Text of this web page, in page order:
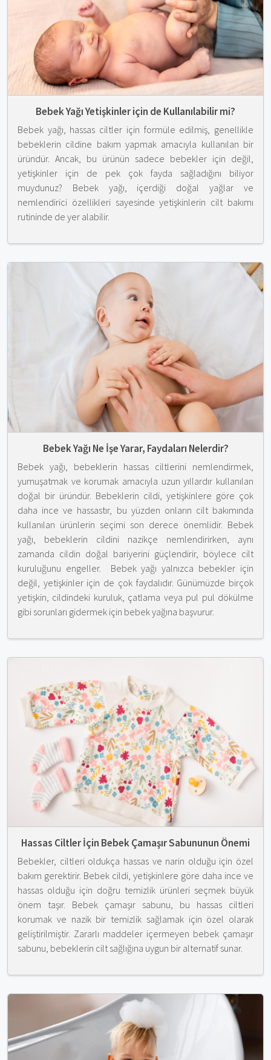
Bebek Yağı Yetişkinler için de Kullanılabilir mi?
Bebek yağı, hassas ciltler için formüle edilmiş, genellikle
bebeklerin cildine bakım yapmak amacıyla kullanılan bir
üründür. Ancak, bu ürünün sadece bebekler için değil,
yetişkinler için de pek çok fayda sağladığını biliyor
muydunuz? Bebek yağı, içerdiği doğal yağlar ve
nemlendirici özellikleri sayesinde yetişkinlerin cilt bakımı
rutininde de yer alabilir.
Bebek Yağı Ne İşe Yarar, Faydaları Nelerdir?
Bebek yağı, bebeklerin hassas ciltlerini nemlendirmek,
yumuşatmak ve korumak amacıyla uzun yıllardır kullanılan
doğal bir üründür. Bebeklerin cildi, yetişkinlere göre çok
daha ince ve hassastır, bu yüzden onların cilt bakımında
kullanılan ürünlerin seçimi son derece önemlidir. Bebek
yağı, bebeklerin cildini nazikçe nemlendirirken, aynı
zamanda cildin doğal bariyerini güçlendirir, böylece cilt
kuruluğunu engeller. Bebek yağı yalnızca bebekler için
değil, yetişkinler için de çok faydalıdır. Günümüzde birçok
yetişkin, cildindeki kuruluk, çatlama veya pul pul dökülme
gibi sorunları gidermek için bebek yağına başvurur.
Hassas Ciltler İçin Bebek Çamaşır Sabununun Önemi
Bebekler, ciltleri oldukça hassas ve narin olduğu için özel
bakım gerektirir. Bebek cildi, yetişkinlere göre daha ince ve
hassas olduğu için doğru temizlik ürünleri seçmek büyük
önem taşır. Bebek çamaşır sabunu, bu hassas ciltleri
korumak ve nazik bir temizlik sağlamak için özel olarak
geliştirilmiştir. Zararlı maddeler içermeyen bebek çamaşır
sabunu, bebeklerin cilt sağlığına uygun bir alternatif sunar.